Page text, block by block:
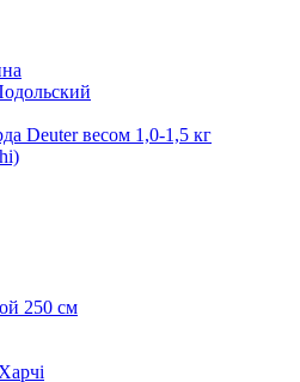
Deuter весом 1,0-1,5 кг
250 см